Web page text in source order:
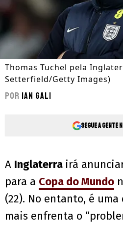
Thomas Tuchel pela
Setterfield/Getty Images)
Por Ian Gali
Segue a gente
A Inglaterra irá
para a Copa do Mundo
(22). No entanto, é uma
mais enfrenta o